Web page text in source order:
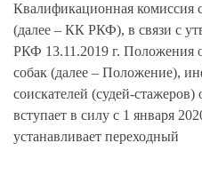
Квалификационная комиссия
(далее – КК РКФ), в связи с
РКФ 13.11.2019 г. Положения
собак (далее – Положение),
соискателей (судей-
вступает в силу с 1 января
устанавливает переходный